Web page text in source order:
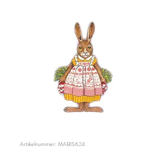
Artikelnummer: MABIS624